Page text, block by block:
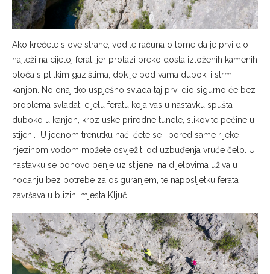
Ako krećete s ove strane, vodite računa o tome da je prvi dio
najteži na cijeloj ferati jer prolazi preko dosta izloženih kamenih
ploča s plitkim gazištima, dok je pod vama duboki i strmi
kanjon. No onaj tko uspješno svlada taj prvi dio sigurno će bez
problema svladati cijelu feratu koja vas u nastavku spušta
duboko u kanjon, kroz uske prirodne tunele, slikovite pećine u
stijeni… U jednom trenutku naći ćete se i pored same rijeke i
njezinom vodom možete osvježiti od uzbuđenja vruće čelo. U
nastavku se ponovo penje uz stijene, na dijelovima uživa u
hodanju bez potrebe za osiguranjem, te naposljetku ferata
završava u blizini mjesta Ključ.